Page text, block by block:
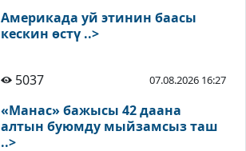
Америкада уй этинин баасы
кескин өстү ..>
5037 07.08.2026 16:27
«Манас» бажысы 42 даана
алтын буюмду мыйзамсыз таш
..>